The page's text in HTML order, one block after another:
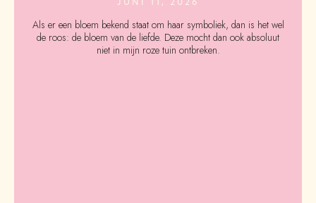
Als er een bloem bekend staat om haar symboliek, dan is het wel
de roos: de bloem van de liefde. Deze mocht dan ook absoluut
niet in mijn roze tuin ontbreken.